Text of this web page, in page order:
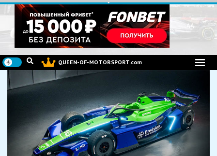
Перейти
к
содержимому
QUEEN-OF-MOTORSPORT.com